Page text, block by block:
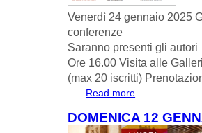
Venerdì 24 gennaio 2025
conferenze
Saranno presenti gli autori
Ore 16.00 Visita alle
(max 20 iscritti)
Read more
DOMENICA 12